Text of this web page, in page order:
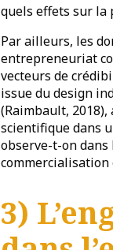
quels effets sur la
Par ailleurs, les
entrepreneuriat
vecteurs de
issue du design
(Raimbault,
scientifique dans
observe-t-on
commercialisation
3)